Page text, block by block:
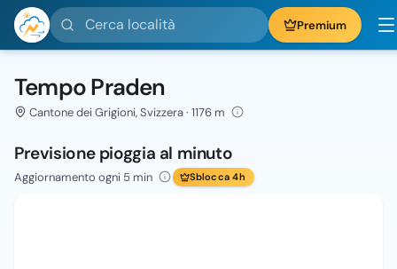
Cerca località Premium
Tempo Praden
Cantone dei Grigioni, Svizzera · 1176 m
Previsione pioggia al minuto
Aggiornamento ogni 5 min Sblocca 4h